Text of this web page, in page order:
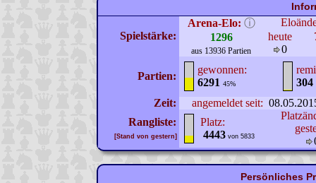
Spielstärke:
Arena-Elo: ⓘ
1296
aus 13936 Partien
heute
0
Partien:
gewonnen:
6291 45%
304
Zeit:
angemeldet seit:
Rangliste:
[Stand von gestern]
Platz:
4443 von 5833
Persönliches